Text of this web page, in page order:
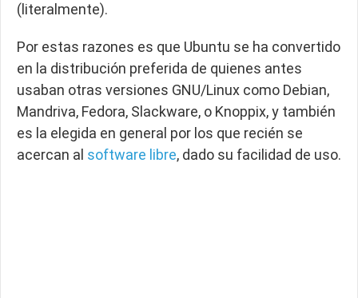
(literalmente).
Por estas razones es que Ubuntu se ha convertido
en la distribución preferida de quienes antes
usaban otras versiones GNU/Linux como Debian,
Mandriva, Fedora, Slackware, o Knoppix, y también
es la elegida en general por los que recién se
acercan al software libre, dado su facilidad de uso.